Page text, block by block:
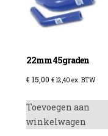
22mm 45graden
€15,00 € 12,40 ex. BTW
Toevoegen aan
winkelwagen